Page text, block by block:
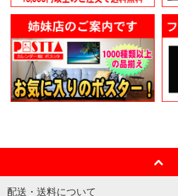
配送・送料について